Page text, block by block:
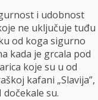
i udobnost
ne uključuje tuđu
od koga sigurno
kada je grcala pod
koje su u od
kafani „Slavija”,
su.